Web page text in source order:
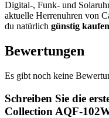
Digital-, Funk- und
aktuelle Herrenuhren von
du natürlich günstig kaufen
Bewertungen
Es gibt noch keine
Schreiben Sie die
Collection AQF-